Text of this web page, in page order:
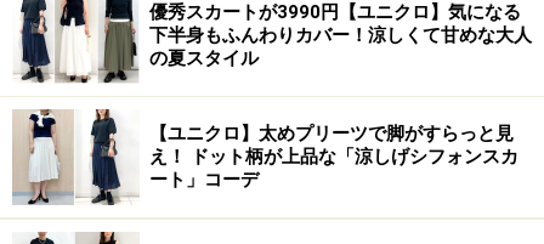
無印良品 くつクリーム（写真は旧作。現行品はくつクリー
ムのみで税込290円）
もう1点おすすめなのが「くつクリーム」。写真は45ml
のくつクリームに、クロスが付いている旧タイプです
が、現行品は同容量のくつクリームのみで税込290円で
販売されています。
優秀スカートが3990円【ユニクロ】気になる
下半身もふんわりカバー！涼しくて甘めな大人
の夏スタイル
【ユニクロ】太めプリーツで脚がすらっと見
え！ ドット柄が上品な「涼しげシフォンスカ
ート」コーデ